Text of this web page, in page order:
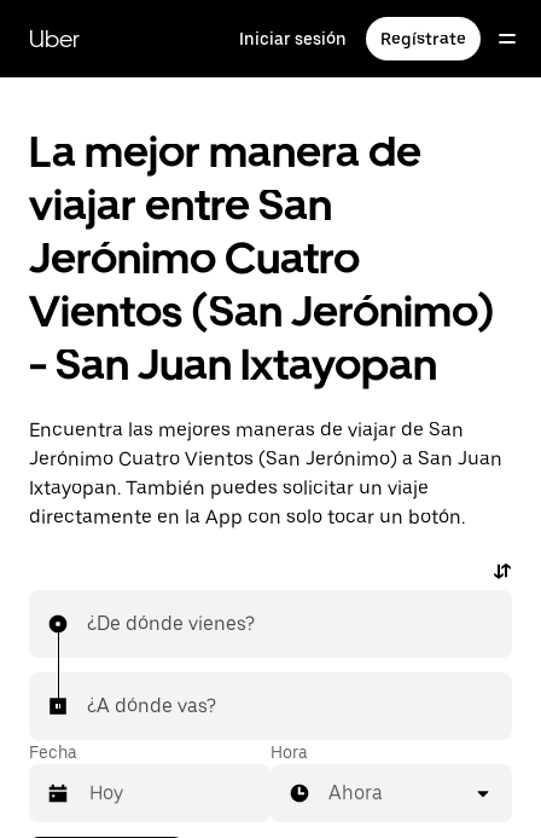
contenido
principal
Uber Iniciar sesión Regístrate
La mejor manera de
viajar entre San
Jerónimo Cuatro
Vientos (San Jerónimo)
- San Juan Ixtayopan
Encuentra las mejores maneras de viajar de San
Jerónimo Cuatro Vientos (San Jerónimo) a San Juan
Ixtayopan. También puedes solicitar un viaje
directamente en la App con solo tocar un botón.
¿De dónde vienes?
¿A dónde vas?
Fecha Hora
Ahora